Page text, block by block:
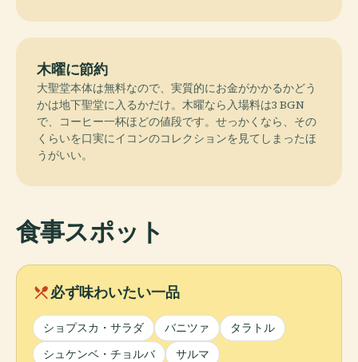
木曜に節約
大聖堂本体は無料なので、実質的にお金がかかるかどう
かは地下聖堂に入るかだけ。木曜なら入場料は3 BGN
で、コーヒー一杯ほどの値段です。せっかくなら、その
くらいを口実にイコンのコレクションを見てしまったほ
うがいい。
食事スポット
local_dining必ず味わいたい一品
ショプスカ・サラダ バニツァ タラトル
シュケンベ・チョルバ サルマ